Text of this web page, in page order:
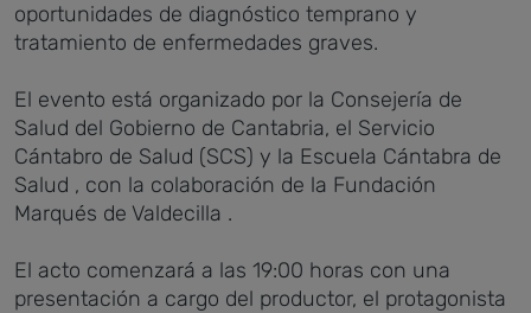
oportunidades de diagnóstico temprano y
tratamiento de enfermedades graves.
El evento está organizado por la Consejería de
Salud del Gobierno de Cantabria, el Servicio
Cántabro de Salud (SCS) y la Escuela Cántabra de
Salud , con la colaboración de la Fundación
Marqués de Valdecilla .
El acto comenzará a las 19:00 horas con una
presentación a cargo del productor, el protagonista